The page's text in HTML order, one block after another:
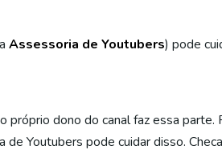
Assessoria de Youtubers) pode
próprio dono do canal faz essa
Youtubers pode cuidar disso.